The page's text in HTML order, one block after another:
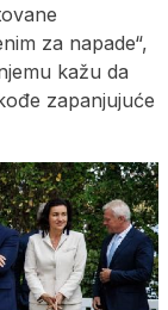
za napade“,
kažu da
zapanjujuće